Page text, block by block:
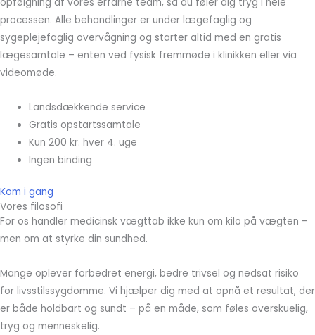
processen. Alle behandlinger er under lægefaglig og
sygeplejefaglig overvågning og starter altid med en gratis
lægesamtale – enten ved fysisk fremmøde i klinikken eller via
videomøde.
Landsdækkende service
Gratis opstartssamtale
Kun 200 kr. hver 4. uge
Ingen binding
Kom i gang
Vores filosofi
For os handler medicinsk vægttab ikke kun om kilo på vægten –
men om at styrke din sundhed.
Mange oplever forbedret energi, bedre trivsel og nedsat risiko
for livsstilssygdomme. Vi hjælper dig med at opnå et resultat, der
er både holdbart og sundt – på en måde, som føles overskuelig,
tryg og menneskelig.